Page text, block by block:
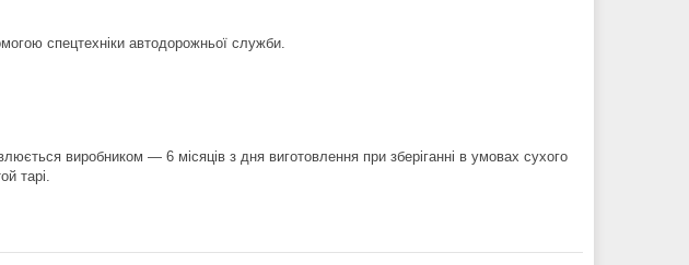
спецтехніки автодорожньої служби.
виробником — 6 місяців з дня виготовлення при зберіганні в умовах сухого
тарі.